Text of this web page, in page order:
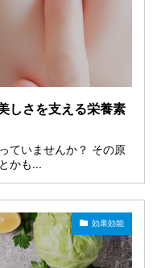
しさを支える栄養素
ていませんか？ その原
かも...
効果効能